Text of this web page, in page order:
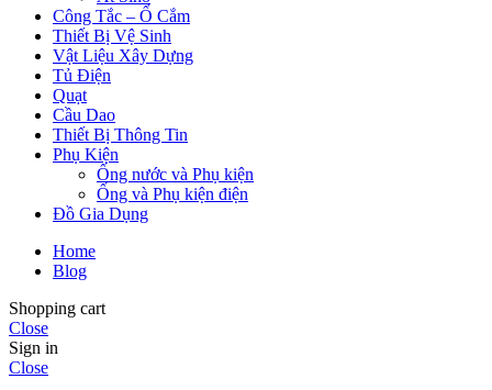
Công Tắc – Ổ Cắm
Thiết Bị Vệ Sinh
Vật Liệu Xây Dựng
Tủ Điện
Quạt
Cầu Dao
Thiết Bị Thông Tin
Phụ Kiện
Ống nước và Phụ kiện
Ống và Phụ kiện điện
Đồ Gia Dụng
Home
Blog
Shopping cart
Close
Sign in
Close